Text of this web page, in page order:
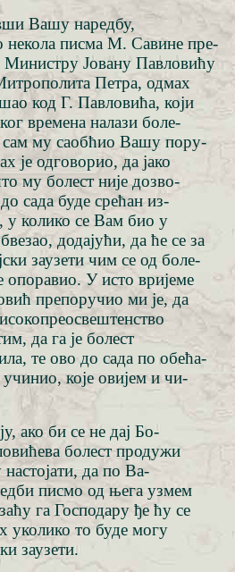
Вашу наредбу,
некола писма М. Савине пре-
Министру Јовану Павловићу
Петра, одмах
код Г. Павловића, који
времена налази боле-
сам му саобћио Вашу пору-
је одговорио, да јако
му болест није дозво-
сада буде срећан из-
у колико се Вам био у
додајући, да ће се за
заузети чим се од боле-
опоравио. У исто вријеме
препоручио ми је, да
да га је болест
те ово до сада по обећа-
које овијем и чи-
ако би се не дај Бо-
болест продужи
настојати, да по Ва-
писмо од њега узмем
га Господару ђе ћу се
уколико то буде могу
заузети.